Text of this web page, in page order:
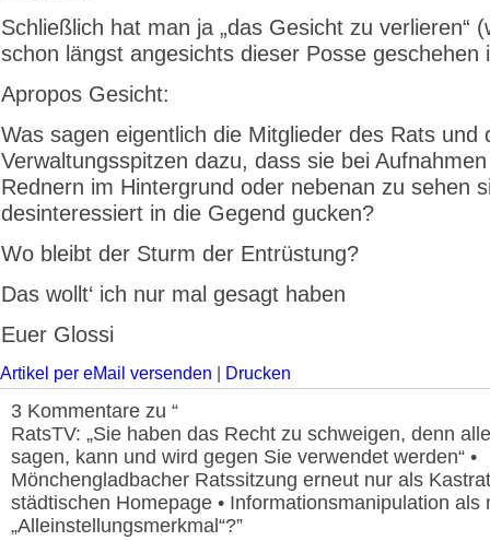
Schließlich hat man ja „das Gesicht zu verlieren“
schon längst angesichts dieser Posse geschehen
Apropos Gesicht:
Was sagen eigentlich die Mitglieder des Rats und
Verwaltungsspitzen dazu, dass sie bei
Rednern im Hintergrund oder nebenan zu sehen
desinteressiert in die Gegend gucken?
Wo bleibt der Sturm der Entrüstung?
Das wollt‘ ich nur mal gesagt haben
Euer Glossi
Artikel per eMail versenden Drucken
3 Kommentare zu “
RatsTV: „Sie haben das Recht zu schweigen, denn
sagen, kann und wird gegen Sie verwendet werden“ •
Mönchengladbacher Ratssitzung erneut nur als
städtischen Homepage • Informationsmanipulation als
„Alleinstellungsmerkmal“?”